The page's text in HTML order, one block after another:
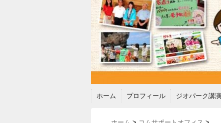
ホーム プロフィール ジオパーク講